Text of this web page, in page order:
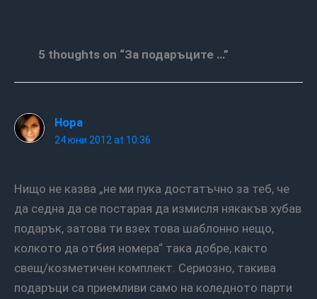
5 thoughts on “За подаръците …”
Нора
24 юни 2012 at 10:36
Нищо не казва „не ми пука достатъчно за теб, че
да седна да се постарая да измисля някакъв хубав
подарък, затова ти взех това шаблонно нещо,
колкото да отбия номера“ така добре, както
свещ/козметичен комплект. Сериозно, такива
подаръци са приемливи само на коледното парти